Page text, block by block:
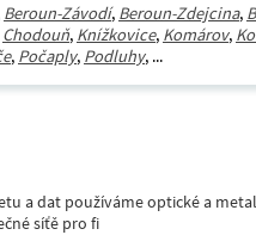
Beroun-Závodí, Beroun-Zdejcina,
Chodouň, Knížkovice, Komárov,
, Počaply, Podluhy, ...
a dat používáme optické a
síťě pro fi